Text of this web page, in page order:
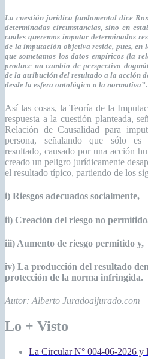
La cuestión jurídica fundamental dice
determinadas circunstancias, sino en
cuales queremos imputar determinados
de la imputación objetiva reside, pues,
que sometamos los datos empíricos (la
produce un cambio de perspectiva
de la atribución del resultado a la acción
desde la esfera ontológica a la normativa”.
Así las cosas, la Teoría de la
respuesta a la cuestión planteada,
Relación de Causalidad para
persona, señalando que sólo es
resultado, causado por una acción
creado un peligro jurídicamente
el resultado típico, partiendo de los
i) Riesgos adecuados socialmente,
ii) Creación del riesgo no
iii) Aumento de riesgo permitido y,
iv) La producción del resultado
protección de la norma infringida.
Autor: Alberto Juradoaljurado.com
Lo + Visto
La Circular N° 004-06-2026 y